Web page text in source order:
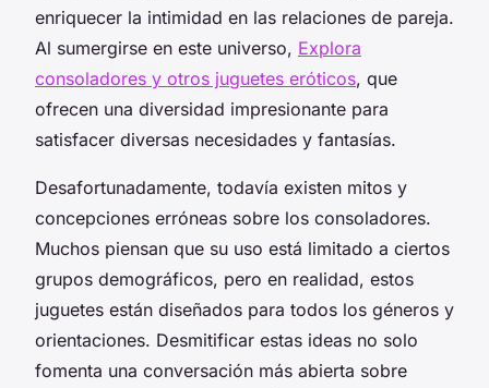
enriquecer la intimidad en las relaciones de pareja.
Al sumergirse en este universo, Explora
consoladores y otros juguetes eróticos, que
ofrecen una diversidad impresionante para
satisfacer diversas necesidades y fantasías.
Desafortunadamente, todavía existen mitos y
concepciones erróneas sobre los consoladores.
Muchos piensan que su uso está limitado a ciertos
grupos demográficos, pero en realidad, estos
juguetes están diseñados para todos los géneros y
orientaciones. Desmitificar estas ideas no solo
fomenta una conversación más abierta sobre